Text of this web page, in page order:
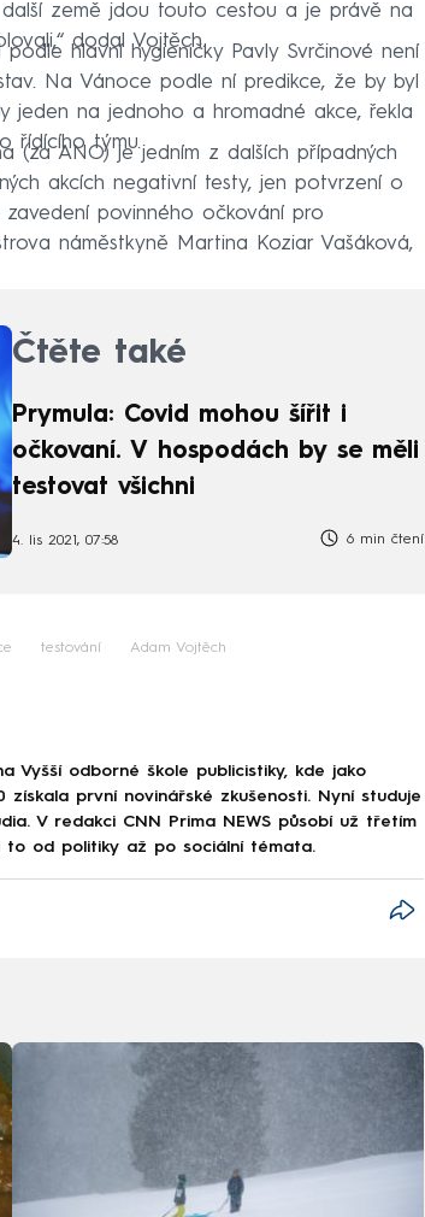
země jdou touto cestou a je právě na
dodal Vojtěch.
hlavní hygieničky Pavly Svrčinové není
Na Vánoce podle ní predikce, že by byl
jeden na jednoho a hromadné akce, řekla
řídícího týmu.
(za ANO) je jedním z dalších případných
akcích negativní testy, jen potvrzení o
povinného očkování pro
náměstkyně Martina Koziar Vašáková,
Čtěte také
Prymula: Covid mohou šířit i
očkovaní. V hospodách by se měli
testovat všichni
4. lis 2021, 07:58 6 min čtení
testování Adam Vojtěch
Vyšší odborné škole publicistiky, kde jako
první novinářské zkušenosti. Nyní studuje
V redakci CNN Prima NEWS působí už třetím
to od politiky až po sociální témata.